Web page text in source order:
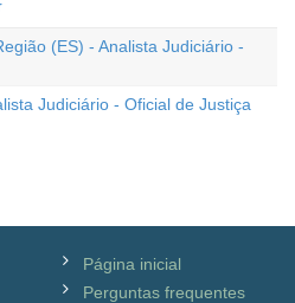
(ES) - Analista Judiciário -
Judiciário - Oficial de Justiça
Página inicial
Perguntas frequentes